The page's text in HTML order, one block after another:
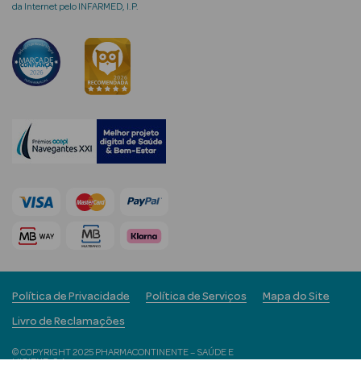
Ver Tudo
Coffrets
Coffrets de
Mulher
Homem
da Internet pelo INFARMED, I.P.
© COPYRIGHT 2025 PHARMACONTINENTE – SAÚDE E
HIGIENE, S.A.
Política de Privacidade Política de Serviços Mapa do Site
Livro de Reclamações